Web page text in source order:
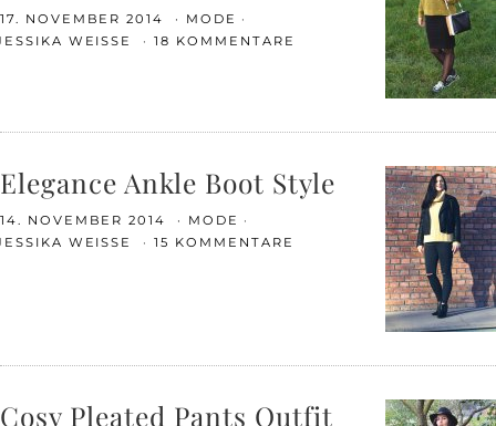
17. NOVEMBER 2014
MODE
WEISSE
18 KOMMENTARE
Elegance Ankle Boot Style
14. NOVEMBER 2014
MODE
WEISSE
15 KOMMENTARE
Cosy Pleated Pants Outfit